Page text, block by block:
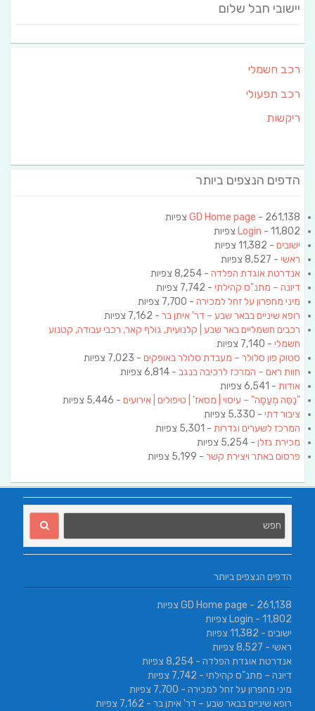
יישובי חבל שלום
רכב חשמלי
רכב תפעולי
ריקשות
הדפים הנצפים ביותר
GD Home page - 261,138 צפיות
Login - 11,802 צפיות
ישובים - 11,382 צפיות
ראשי - 8,527 צפיות
אנדרטת אוגדת הפלדה - 8,254 צפיות
דיונה – מתנ"ס קהילתי - 7,742 צפיות
מיני מחפרון על זחל למכירה - 7,700 צפיות
רופא שיניים בבאר שבע – דר' איתן בר - 7,162 צפיות
רכבים חשמליים באר שבע | קלנועית, גולף קאר, רכבי עבודה, קטנוע
חשמלי - 7,140 צפיות
סטוק פון סלולר – מעבדת סלולר באופקים - 7,023 צפיות
חוות ראם – המרכז לרכיבה בנגב - 6,814 צפיות
אודות - 6,541 צפיות
"נַסֵּה מְעַסֶּה" – עיסוי | מסאז' | טיפולים | אירועים - 5,446 צפיות
ציבור דתי - 5,330 צפיות
המרכז לשערים וגדרות - 5,301 צפיות
מכירת גזלן - 5,254 צפיות
פרסום באתר ויצירת קשר - 5,199 צפיות
הדפים הנצפים ביותר
GD Home page - 261,138 צפיות
Login - 11,802 צפיות
ישובים - 11,382 צפיות
ראשי - 8,527 צפיות
אנדרטת אוגדת הפלדה - 8,254 צפיות
דיונה – מתנ"ס קהילתי - 7,742 צפיות
מיני מחפרון על זחל למכירה - 7,700 צפיות
רופא שיניים בבאר שבע – דר' איתן בר - 7,162 צפיות